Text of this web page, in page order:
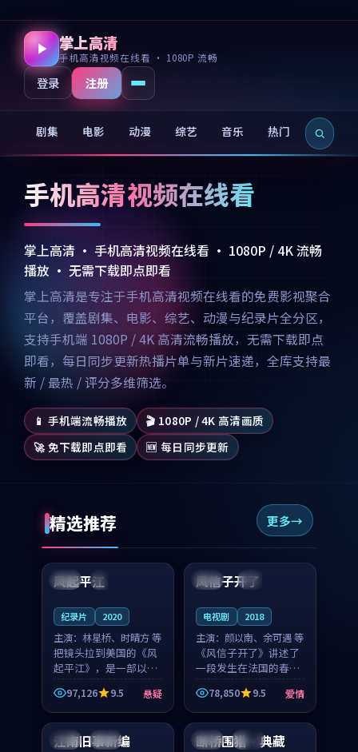
掌上高清
手机高清视频在线看 · 1080P 流畅
登录 注册
剧集 电影 动漫 综艺 音乐 热门 新片
手机高清视频在线看
掌上高清 · 手机高清视频在线看 · 1080P / 4K 流畅
播放 · 无需下载即点即看
掌上高清是专注于手机高清视频在线看的免费影视聚合
平台，覆盖剧集、电影、综艺、动漫与纪录片全分区，
支持手机端 1080P / 4K 高清流畅播放，无需下载即点
即看，每日同步更新热播片单与新片速递，全库支持最
新 / 最热 / 评分多维筛选。
📱 手机端流畅播放
🎬 1080P / 4K 高清画质
🚀 免下载即点即看
🆕 每日同步更新
精选推荐 更多
美国 完结
99:07
风起平江
纪录片 2020
主演： 林星桥、时晴方 等
把镜头拉到美国的《风
起平江》，是一部以时
光记忆为底色的悬疑作
品。林星桥和时晴方贡
献了2020年颇受关注的
合作演出，影片在情感
层次与现实质感之间
97,126 9.5 悬疑
法国 4K
99:21
风信子开了
电视剧 2018
主演： 颜以南、余可遇 等
《风信子开了》讲述了
一段发生在法国的春日
漫步故事。颜以南饰演
的主角与余可遇的角色
因一场意外卷入更深的
纠葛，爱情元素贯穿始
终，节奏稳健而富有张
78,850 9.5 爱情
日本 院线
江南旧事新编 法国 院线
断桥围猎·典藏